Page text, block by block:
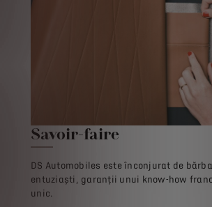
Savoir-faire
DS Automobiles este înconjurat de
entuziaști, garanții unui know-how
unic.